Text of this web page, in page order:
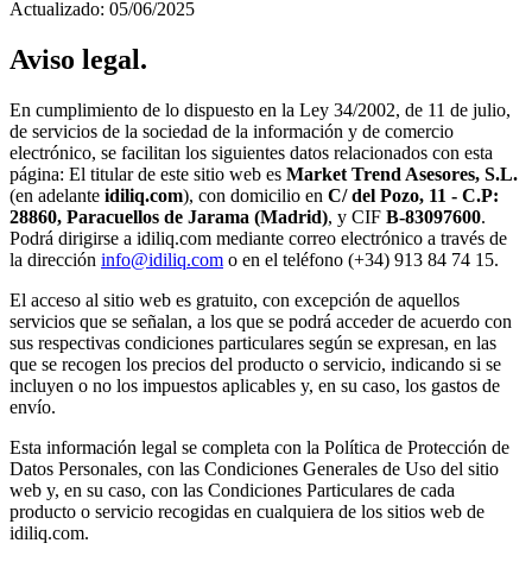
Actualizado: 05/06/2025
Aviso legal.
En cumplimiento de lo dispuesto en la Ley 34/2002, de 11 de julio,
de servicios de la sociedad de la información y de comercio
electrónico, se facilitan los siguientes datos relacionados con esta
página: El titular de este sitio web es Market Trend Asesores, S.L.
(en adelante idiliq.com), con domicilio en C/ del Pozo, 11 - C.P:
28860, Paracuellos de Jarama (Madrid), y CIF B-83097600.
Podrá dirigirse a idiliq.com mediante correo electrónico a través de
la dirección info@idiliq.com o en el teléfono (+34) 913 84 74 15.
El acceso al sitio web es gratuito, con excepción de aquellos
servicios que se señalan, a los que se podrá acceder de acuerdo con
sus respectivas condiciones particulares según se expresan, en las
que se recogen los precios del producto o servicio, indicando si se
incluyen o no los impuestos aplicables y, en su caso, los gastos de
envío.
Esta información legal se completa con la Política de Protección de
Datos Personales, con las Condiciones Generales de Uso del sitio
web y, en su caso, con las Condiciones Particulares de cada
producto o servicio recogidas en cualquiera de los sitios web de
idiliq.com.